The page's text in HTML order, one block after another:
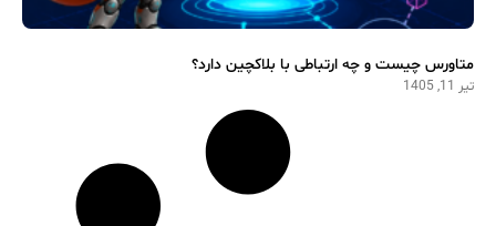
متاورس چیست و چه ارتباطی با بلاکچین دارد؟
تیر 11, 1405